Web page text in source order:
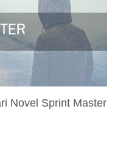
Novel Sprint Master